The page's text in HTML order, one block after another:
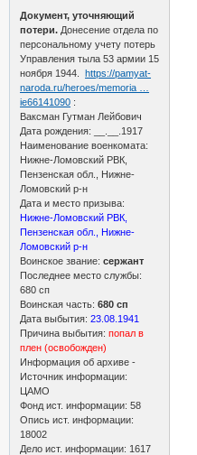
Документ, уточняющий
потери. Донесение отдела по
персональному учету потерь
Управления тыла 53 армии 15
ноября 1944.https://pamyat-
naroda.ru/heroes/memoria …
ie66141090 :
Ваксман Гутман Лейбович
Дата рождения: __.__.1917
Наименование военкомата:
Нижне-Ломовский РВК,
Пензенская обл., Нижне-
Ломовский р-н
Дата и место призыва:
Нижне-Ломовский РВК,
Пензенская обл., Нижне-
Ломовский р-н
Воинское звание: сержант
Последнее место службы:
680 сп
Воинская часть: 680 сп
Дата выбытия:23.08.1941
Причина выбытия:попал в
плен (освобожден)
Информация об архиве -
Источник информации:
ЦАМО
Фонд ист. информации: 58
Опись ист. информации:
18002
Дело ист. информации: 1617